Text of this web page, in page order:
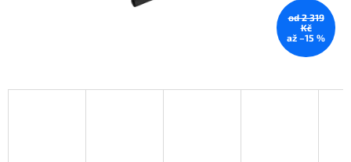
od 2 319
Kč
až –15 %